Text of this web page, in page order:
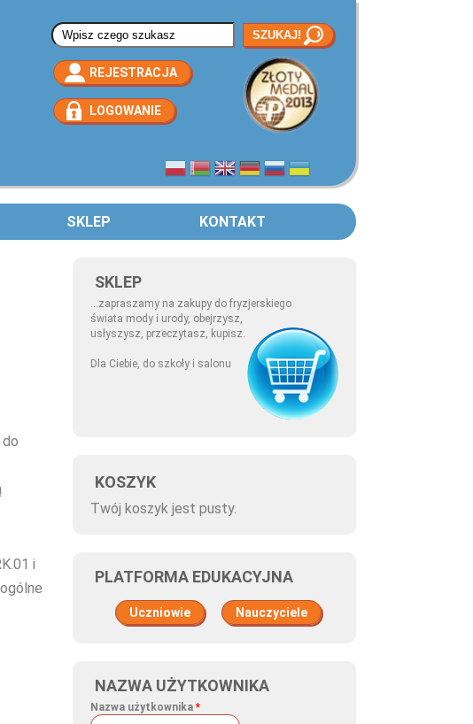
Formularz wyszukiwania
REJESTRACJA
LOGOWANIE
SKLEP KONTAKT
SKLEP
...zapraszamy na zakupy do fryzjerskiego
świata mody i urody, obejrzysz,
usłyszysz, przeczytasz, kupisz.
Dla Ciebie, do szkoły i salonu
KOSZYK
Twój koszyk jest pusty.
PLATFORMA EDUKACYJNA
Uczniowie Nauczyciele
NAZWA UŻYTKOWNIKA
Nazwa użytkownika *
i